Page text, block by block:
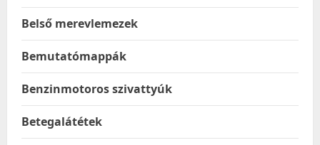
Belső merevlemezek
Bemutatómappák
Benzinmotoros szivattyúk
Betegalátétek